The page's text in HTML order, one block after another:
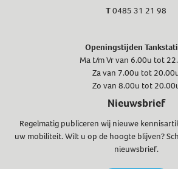
T0485 31 21 98
Openingstijden
Ma t/m Vr van 6.00u tot
Za van 7.00u tot
Zo van 8.00u tot
Nieuwsbrief
Regelmatig publiceren wij nieuwe
uw mobiliteit. Wilt u op de hoogte blijven?
nieuwsbrief.